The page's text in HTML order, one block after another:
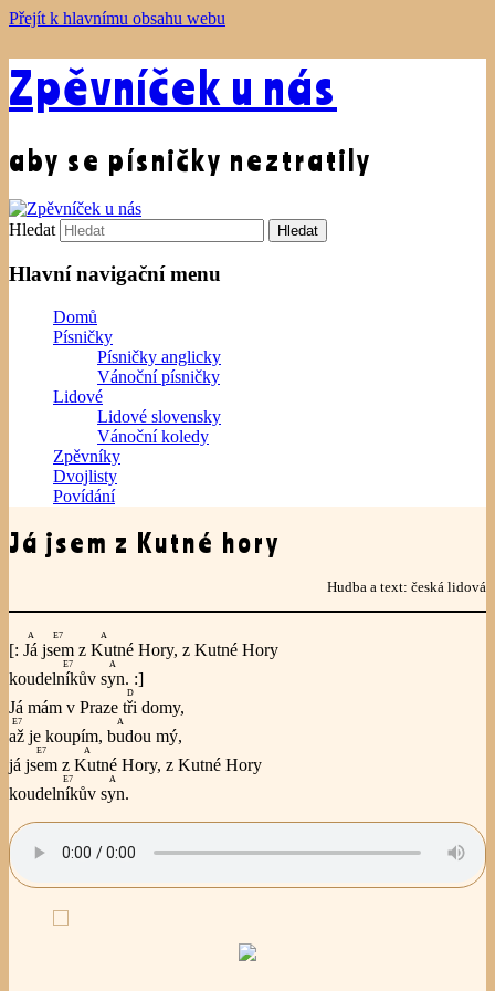
Přejít k hlavnímu obsahu webu
Zpěvníček u nás
aby se písničky neztratily
Hledat
Hlavní navigační menu
Domů
Písničky
Písničky anglicky
Vánoční písničky
Lidové
Lidové slovensky
Vánoční koledy
Zpěvníky
Dvojlisty
Povídání
Já jsem z Kutné hory
Hudba a text: česká lidová
[: Já
A
jsem
E7
z Kut
A
né Hory, z Kutné Hory
koudelník
E7
ův syn
A
. :]
Já mám v Praze tři
D
domy,
až
E7
je koupím, bud
A
ou mý,
já jsem
E7
z Kut
A
né Hory, z Kutné Hory
koudelník
E7
ův syn
A
.